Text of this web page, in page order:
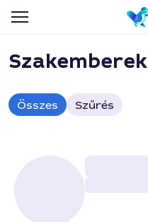
Szakemberek
Összes Szűrés